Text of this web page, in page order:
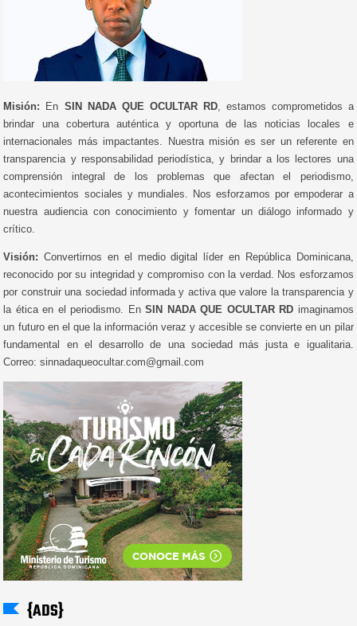
Misión: En SIN NADA QUE OCULTAR RD, estamos comprometidos a
brindar una cobertura auténtica y oportuna de las noticias locales e
internacionales más impactantes. Nuestra misión es ser un referente en
transparencia y responsabilidad periodística, y brindar a los lectores una
comprensión integral de los problemas que afectan el periodismo,
acontecimientos sociales y mundiales. Nos esforzamos por empoderar a
nuestra audiencia con conocimiento y fomentar un diálogo informado y
crítico.
Visión: Convertirnos en el medio digital líder en República Dominicana,
reconocido por su integridad y compromiso con la verdad. Nos esforzamos
por construir una sociedad informada y activa que valore la transparencia y
la ética en el periodismo. EnSIN NADA QUE OCULTAR RD imaginamos
un futuro en el que la información veraz y accesible se convierte en un pilar
fundamental en el desarrollo de una sociedad más justa e igualitaria.
Correo: sinnadaqueocultar.com@gmail.com
{ADS}